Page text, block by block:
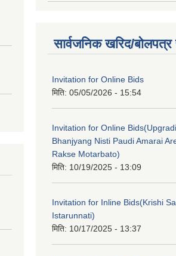
सार्वजनिक खरिद/
Invitation for Online Bids
मिति: 05/05/2026 - 15:54
Invitation for Online
Bhanjyang Nisti Paudi Amarai
Rakse Motarbato)
मिति: 10/19/2025 - 13:09
Invitation for Inline Bids(Krishi
Istarunnati)
मिति: 10/17/2025 - 13:37